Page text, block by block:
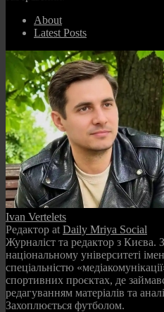
About
Latest Posts
Ivan Vertelets
Редактор at Daily Mriya Social
Журналіст та редактор з Києва.
національному університеті
спеціальністю
спортивних проєктах, де
редагуванням матеріалів та
Захоплюється футболом.